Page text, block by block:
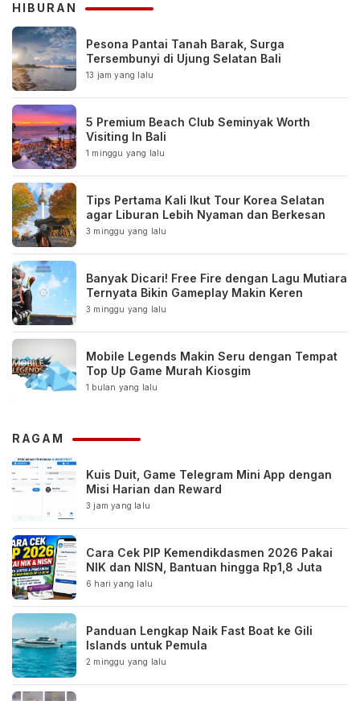
HIBURAN
Pesona Pantai Tanah Barak, Surga
Tersembunyi di Ujung Selatan Bali
13 jam yang lalu
5 Premium Beach Club Seminyak Worth
Visiting In Bali
1 minggu yang lalu
Tips Pertama Kali Ikut Tour Korea Selatan
agar Liburan Lebih Nyaman dan Berkesan
3 minggu yang lalu
Banyak Dicari! Free Fire dengan Lagu Mutiara
Ternyata Bikin Gameplay Makin Keren
3 minggu yang lalu
Mobile Legends Makin Seru dengan Tempat
Top Up Game Murah Kiosgim
1 bulan yang lalu
RAGAM
Kuis Duit, Game Telegram Mini App dengan
Misi Harian dan Reward
3 jam yang lalu
Cara Cek PIP Kemendikdasmen 2026 Pakai
NIK dan NISN, Bantuan hingga Rp1,8 Juta
6 hari yang lalu
Panduan Lengkap Naik Fast Boat ke Gili
Islands untuk Pemula
2 minggu yang lalu